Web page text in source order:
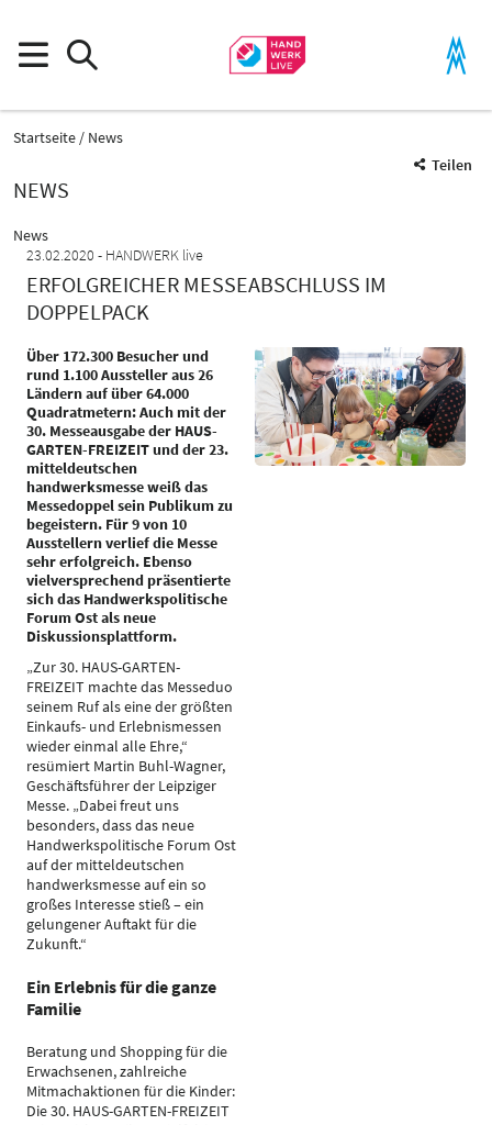
Startseite
News
Teilen
NEWS
News
23.02.2020
HANDWERK live
ERFOLGREICHER MESSEABSCHLUSS IM
DOPPELPACK
Über 172.300 Besucher und
rund 1.100 Aussteller aus 26
Ländern auf über 64.000
Quadratmetern: Auch mit der
30. Messeausgabe der HAUS-
GARTEN-FREIZEIT und der 23.
mitteldeutschen
handwerksmesse weiß das
Messedoppel sein Publikum zu
begeistern. Für 9 von 10
Ausstellern verlief die Messe
sehr erfolgreich. Ebenso
vielversprechend präsentierte
sich das Handwerkspolitische
Forum Ost als neue
Diskussionsplattform.
„Zur 30. HAUS-GARTEN-
FREIZEIT machte das Messeduo
seinem Ruf als eine der größten
Einkaufs- und Erlebnismessen
wieder einmal alle Ehre,“
resümiert Martin Buhl-Wagner,
Geschäftsführer der Leipziger
Messe. „Dabei freut uns
besonders, dass das neue
Handwerkspolitische Forum Ost
auf der mitteldeutschen
handwerksmesse auf ein so
großes Interesse stieß – ein
gelungener Auftakt für die
Zukunft.“
Ein Erlebnis für die ganze
Familie
Beratung und Shopping für die
Erwachsenen, zahlreiche
Mitmachaktionen für die Kinder:
Die 30. HAUS-GARTEN-FREIZEIT